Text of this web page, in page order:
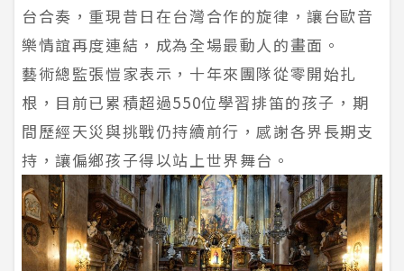
台合奏，重現昔日在台灣合作的旋律，讓台歐音
樂情誼再度連結，成為全場最動人的畫面。
藝術總監張愷家表示，十年來團隊從零開始扎
根，目前已累積超過550位學習排笛的孩子，期
間歷經天災與挑戰仍持續前行，感謝各界長期支
持，讓偏鄉孩子得以站上世界舞台。